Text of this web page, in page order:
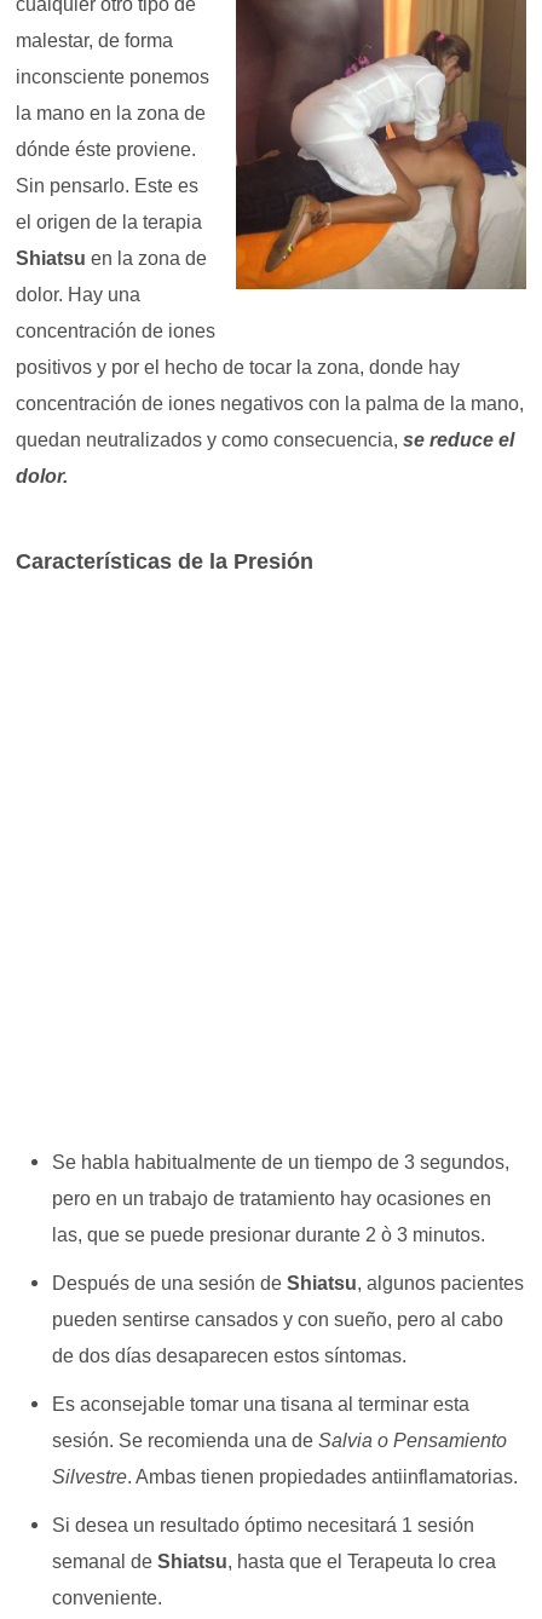
cualquier otro tipo de
malestar, de forma
inconsciente ponemos
la mano en la zona de
dónde éste proviene.
Sin pensarlo. Este es
el origen de la terapia
Shiatsu en la zona de
dolor. Hay una
concentración de iones
positivos y por el hecho de tocar la zona,donde hay
concentración de iones negativos con la palma de la mano,
quedan neutralizados y como consecuencia,se reduce el
dolor.
Características de la Presión
Se habla habitualmente de un tiempo de 3 segundos,
pero en un trabajo de tratamiento hay ocasiones en
las, que se puede presionar durante 2 ò 3 minutos.
Después de una sesión deShiatsu, algunos pacientes
pueden sentirse cansados y con sueño, pero al cabo
de dos días desaparecen estos síntomas.
Es aconsejable tomar una tisana al terminar esta
sesión. Se recomienda una deSalvia o Pensamiento
Silvestre. Ambas tienen propiedades antiinflamatorias.
Si desea un resultado óptimo necesitará 1 sesión
semanal deShiatsu, hasta que el Terapeuta lo crea
conveniente.